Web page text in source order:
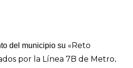
del municipio su «Reto
por la Línea 7B de Metro.